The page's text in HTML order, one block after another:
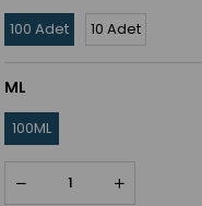
100 Adet 10 Adet
ML
100ML